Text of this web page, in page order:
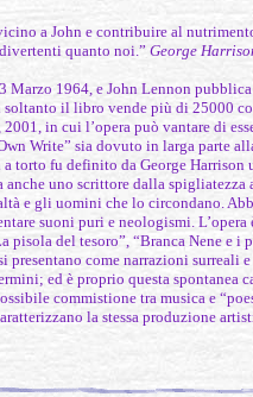
a John e contribuire al
quanto noi.” George
Marzo 1964, e John Lennon
soltanto il libro vende più di 25000
in cui l’opera può vantare di
Write” sia dovuto in larga parte
torto fu definito da George
uno scrittore dalla
e gli uomini che lo circondano.
suoni puri e neologismi.
pisola del tesoro”, “Branca Nene e
come narrazioni surreali
ed è proprio questa spontanea
commistione tra musica e
la stessa produzione